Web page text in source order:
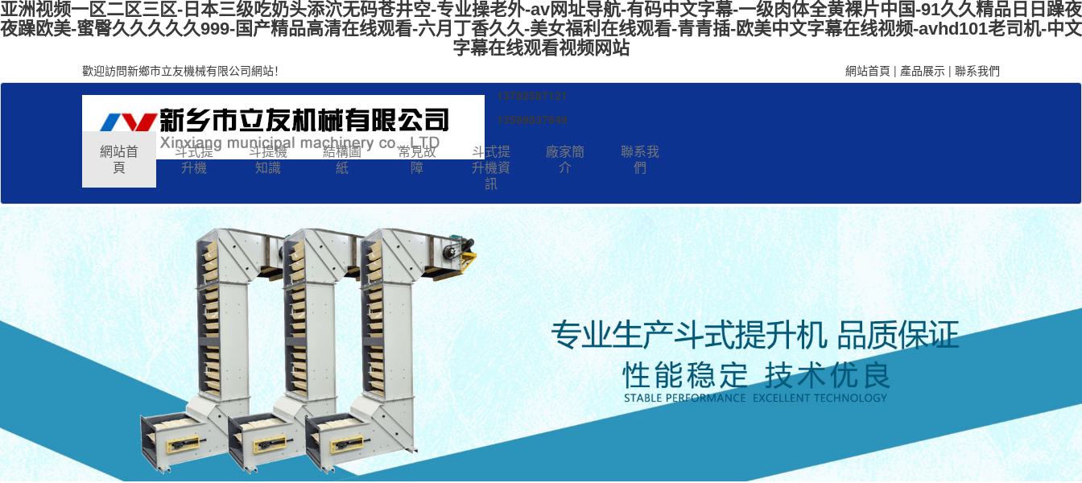
亚洲视频一区二区三区-日本三级吃奶头添泬无码苍井空-专业操老外-av网址导航-有码中文字幕-一级肉体全黄裸片中国-91久久精品日日躁夜
夜躁欧美-蜜臀久久久久久999-国产精品高清在线观看-六月丁香久久-美女福利在线观看-青青插-欧美中文字幕在线视频-avhd101老司机-中文
字幕在线观看视频网站
歡迎訪問新鄉市立友機械有限公司網站！ 網站首頁 | 產品展示 | 聯系我們
13782587121
13569837649
網站首
頁
斗式提
升機
斗提機
知識
結構圖
紙
常見故
障
斗式提
升機資
訊
廠家簡
介
聯系我
們